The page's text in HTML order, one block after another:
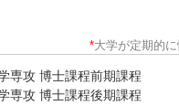
*大学が定期的
専攻 博士課程前期課程
専攻 博士課程後期課程